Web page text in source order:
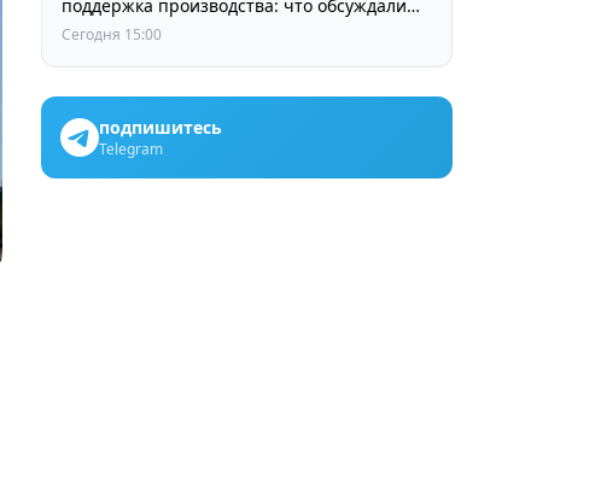
поддержка производства: что обсуждали
партии в регионах
Сегодня 15:00
подпишитесь
Telegram